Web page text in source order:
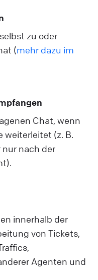
zu oder
(mehr dazu im
Chat, wenn
weiterleitet (z. B.
nur nach der
innerhalb der
von Tickets,
Agenten und